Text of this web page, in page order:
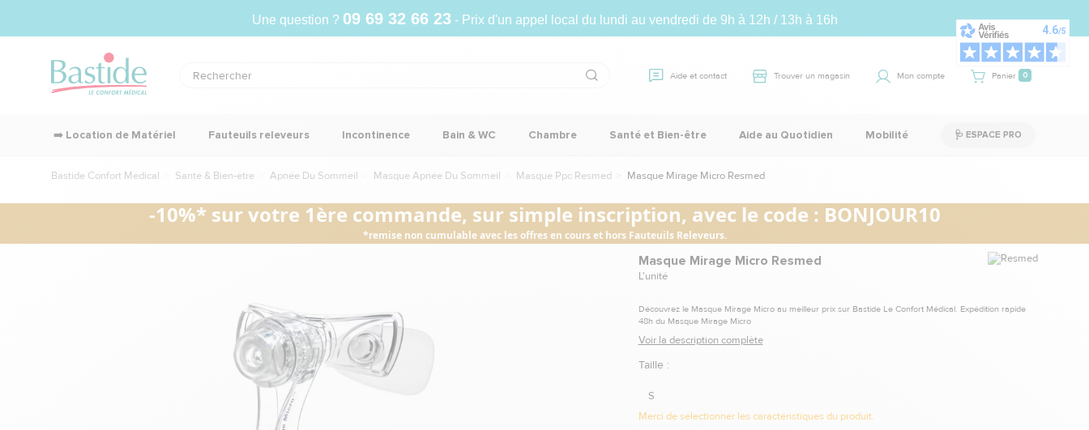
Une question ? 09 69 32 66 23- Prix d'un appel local du lundi au vendredi de 9h à 12h / 13h à 16h
Aide et contact Trouver un magasin Mon compte Panier 0
➡️ Location de Matériel Fauteuils releveurs Incontinence Bain & WC Chambre Santé et Bien-être Aide au Quotidien Mobilité 🩺 ESPACE PRO
Bastide Confort Médical Santé & Bien-être Apnée Du Sommeil Masque Apnée Du Sommeil Masque Ppc Resmed Masque Mirage Micro Resmed
-10%* sur votre 1ère commande, sur simple inscription, avec le code : BONJOUR10
*remise non cumulable avec les offres en cours et hors Fauteuils Releveurs.
Masque Mirage Micro Resmed
L'unité
Marque
Découvrez le Masque Mirage Micro au meilleur prix sur Bastide Le Confort Médical. Expédition rapide
48h du Masque Mirage Micro
Voir la description complète
Taille :
S
Merci de sélectionner les caractéristiques du produit.